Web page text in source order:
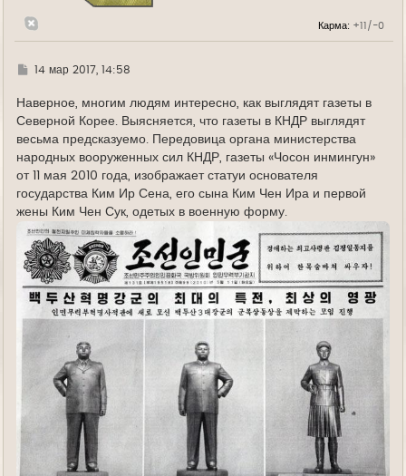
а
Карма: +11/-0
Г14 мар 2017, 14:58
Наверное, многим людям интересно, как выглядят газеты в
Северной Корее. Выясняется, что газеты в КНДР выглядят
весьма предсказуемо. Передовица органа министерства
народных вооруженных сил КНДР, газеты «Чосон инмингун»
от 11 мая 2010 года, изображает статуи основателя
государства Ким Ир Сена, его сына Ким Чен Ира и первой
жены Ким Чен Сук, одетых в военную форму.